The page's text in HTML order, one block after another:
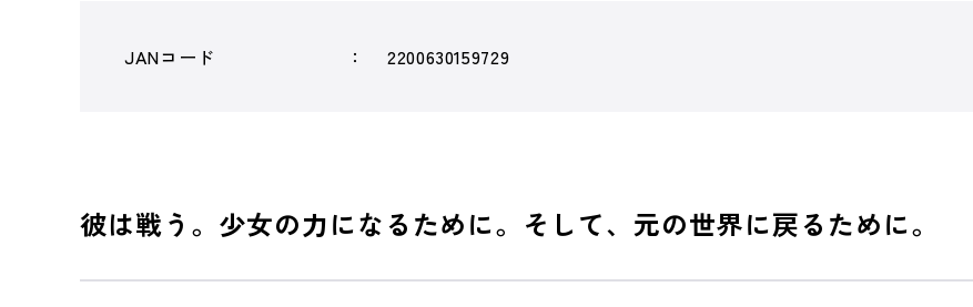
JANコード 2200630159729
彼は戦う。少女の力になるために。そして、元の世界に戻るために。